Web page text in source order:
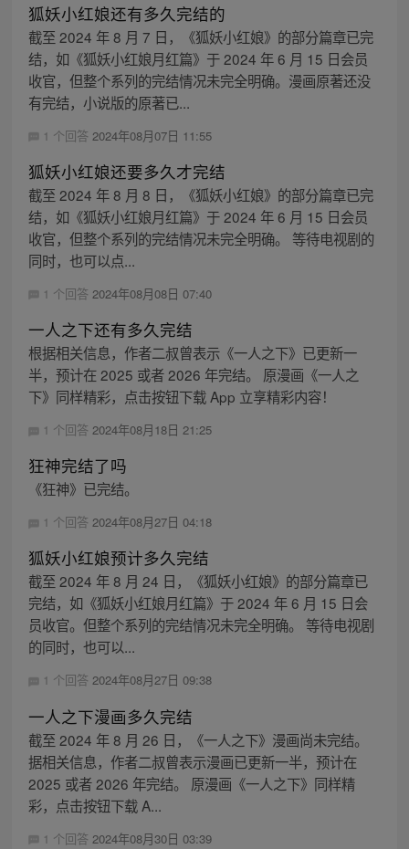
狐妖小红娘还有多久完结的
截至 2024 年 8 月 7 日，《狐妖小红娘》的部分篇章已完
结，如《狐妖小红娘月红篇》于 2024 年 6 月 15 日会员
收官，但整个系列的完结情况未完全明确。漫画原著还没
有完结，小说版的原著已...
1 个回答 2024年08月07日 11:55
狐妖小红娘还要多久才完结
截至 2024 年 8 月 8 日，《狐妖小红娘》的部分篇章已完
结，如《狐妖小红娘月红篇》于 2024 年 6 月 15 日会员
收官，但整个系列的完结情况未完全明确。 等待电视剧的
同时，也可以点...
1 个回答 2024年08月08日 07:40
一人之下还有多久完结
根据相关信息，作者二叔曾表示《一人之下》已更新一
半，预计在 2025 或者 2026 年完结。 原漫画《一人之
下》同样精彩，点击按钮下载 App 立享精彩内容！
1 个回答 2024年08月18日 21:25
狂神完结了吗
《狂神》已完结。
1 个回答 2024年08月27日 04:18
狐妖小红娘预计多久完结
截至 2024 年 8 月 24 日，《狐妖小红娘》的部分篇章已
完结，如《狐妖小红娘月红篇》于 2024 年 6 月 15 日会
员收官。但整个系列的完结情况未完全明确。 等待电视剧
的同时，也可以...
1 个回答 2024年08月27日 09:38
一人之下漫画多久完结
截至 2024 年 8 月 26 日，《一人之下》漫画尚未完结。
据相关信息，作者二叔曾表示漫画已更新一半，预计在
2025 或者 2026 年完结。 原漫画《一人之下》同样精
彩，点击按钮下载 A...
1 个回答 2024年08月30日 03:39